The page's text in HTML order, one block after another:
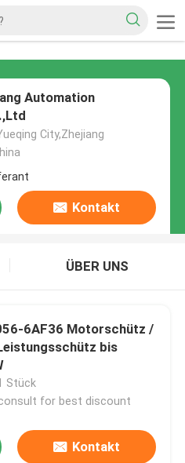
Automation
City,Zhejiang
Kontakt
ÜBER UNS
Motorschütz /
Stück
for best discount
Kontakt